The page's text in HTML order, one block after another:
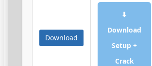
⬇
Download
Setup +
Crack
Download